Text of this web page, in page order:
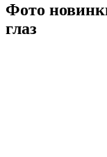
Фото
глаз